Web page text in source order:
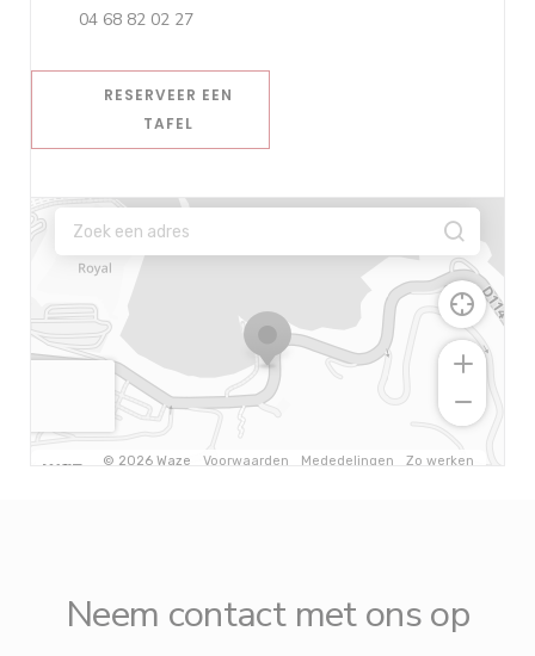
04 68 82 02 27
RESERVEER EEN
TAFEL
Neem contact met ons op